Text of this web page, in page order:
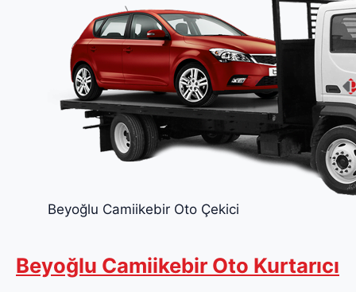
Beyoğlu Camiikebir Oto Çekici
Beyoğlu Camiikebir Oto Kurtarıcı